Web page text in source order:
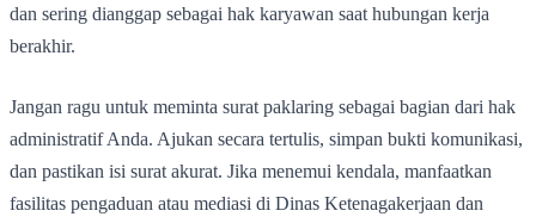
dan sering dianggap sebagai hak karyawan saat hubungan kerja
berakhir.
Jangan ragu untuk meminta surat paklaring sebagai bagian dari hak
administratif Anda. Ajukan secara tertulis, simpan bukti komunikasi,
dan pastikan isi surat akurat. Jika menemui kendala, manfaatkan
fasilitas pengaduan atau mediasi di Dinas Ketenagakerjaan dan